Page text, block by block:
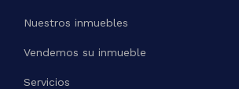
Nuestros inmuebles
Vendemos su inmueble
Servicios